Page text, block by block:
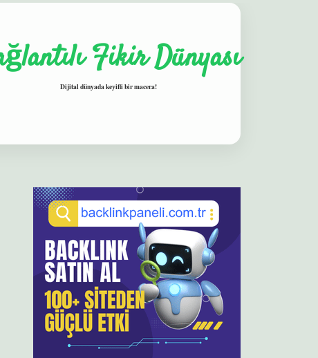
Fikir Dünyası
Dijital dünyada keyifli bir macera!